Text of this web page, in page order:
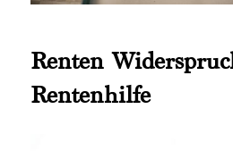
Renten
Rentenhilfe